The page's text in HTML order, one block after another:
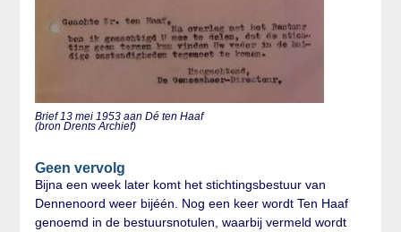
Brief 13 mei 1953 aan Dé ten Haaf
(bron Drents Archief)
Geen vervolg
Bijna een week later komt het stichtingsbestuur van
Dennenoord weer bijéén. Nog een keer wordt Ten Haaf
genoemd in de bestuursnotulen, waarbij vermeld wordt